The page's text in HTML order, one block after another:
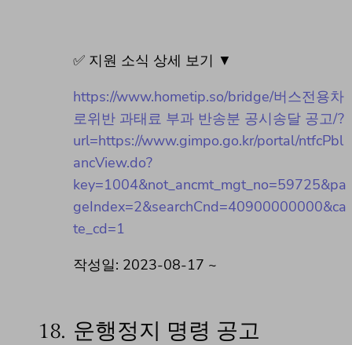
✅ 지원 소식 상세 보기 ▼
https://www.hometip.so/bridge/버스전용차
로위반 과태료 부과 반송분 공시송달 공고/?
url=https://www.gimpo.go.kr/portal/ntfcPbl
ancView.do?
key=1004&not_ancmt_mgt_no=59725&pa
geIndex=2&searchCnd=40900000000&ca
te_cd=1
작성일: 2023-08-17 ~
18. 운행정지 명령 공고